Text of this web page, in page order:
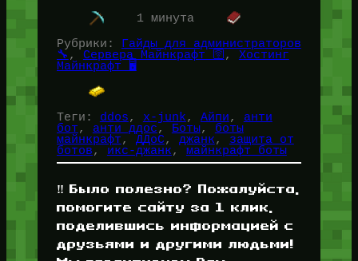
сервера. Список был составлен Slava
Mansapov (Разработчиком Майнкрафт Ядра…
1 минута
Рубрики: Гайды для администраторов
🔧 , Сервера Майнкрафт 🛜, Хостинг
Майнкрафт 🖥️
Теги: ddos, x-junk, Айпи, анти
бот, анти ддос, Боты, боты
майнкрафт, ДДоС, джанк, защита от
ботов, икс-джанк, майнкрафт боты
‼️ Было полезно? Пожалуйста,
помогите сайту за 1 клик,
поделившись информацией с
друзьями и другими людьми!